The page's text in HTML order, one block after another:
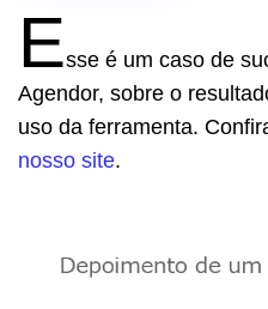
Esse é um caso de
Agendor, sobre o
uso da ferramenta.
nosso site.